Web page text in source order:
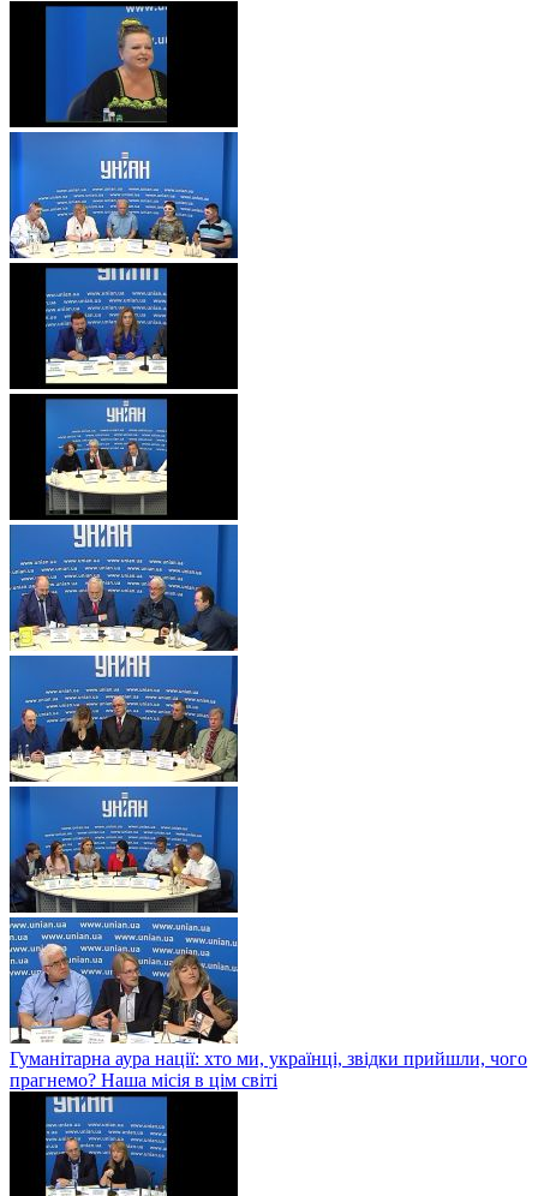
Гуманітарна аура нації: хто ми, українці, звідки прийшли, чого
прагнемо? Наша місія в цім світі